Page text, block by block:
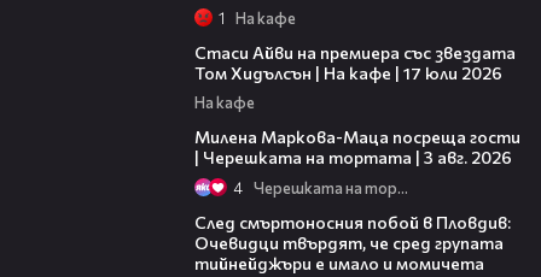
1 На кафе
Стаси Айви на премиера със звездата
Том Хидълсън | На кафе | 17 юли 2026
На кафе
Милена Маркова-Маца посреща гости
| Черешката на тортата | 3 авг. 2026
4 Черешката на тортата
След смъртоносния побой в Пловдив:
Очевидци твърдят, че сред групата
тийнейджъри е имало и момичета